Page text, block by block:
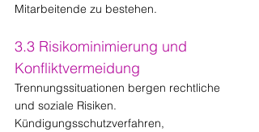
Mitarbeitende zu bestehen.
3.3 Risikominimierung und
Konfliktvermeidung
Trennungssituationen bergen rechtliche
und soziale Risiken.
Kündigungsschutzverfahren,